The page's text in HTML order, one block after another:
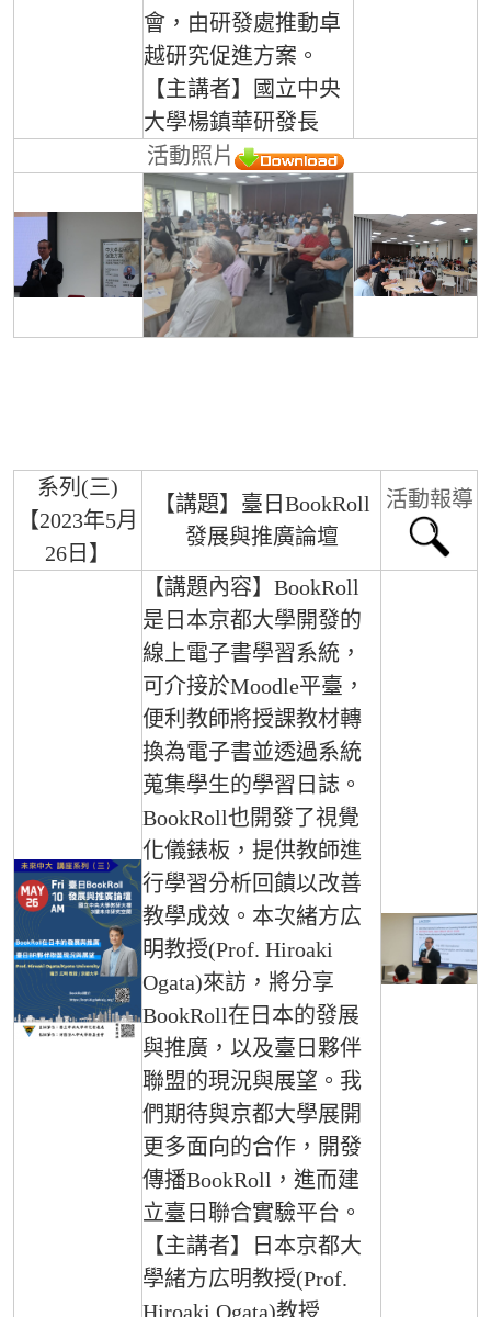
會，由研發處推動卓
越研究促進方案。
【主講者】國立中央
大學楊鎮華研發長
活動照片
系列(三)
【2023年5月
26日】
【講題】臺日BookRoll
發展與推廣論壇
活動報導
【講題內容】BookRoll
是日本京都大學開發的
線上電子書學習系統，
可介接於Moodle平臺，
便利教師將授課教材轉
換為電子書並透過系統
蒐集學生的學習日誌。
BookRoll也開發了視覺
化儀錶板，提供教師進
行學習分析回饋以改善
教學成效。本次緒方広
明教授(Prof. Hiroaki
Ogata)來訪，將分享
BookRoll在日本的發展
與推廣，以及臺日夥伴
聯盟的現況與展望。我
們期待與京都大學展開
更多面向的合作，開發
傳播BookRoll，進而建
立臺日聯合實驗平台。
【主講者】日本京都大
學緒方広明教授(Prof.
Hiroaki Ogata)教授